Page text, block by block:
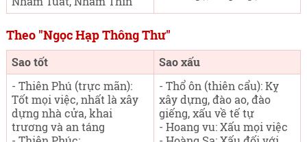
Theo "Ngọc Hạp Thông Thư"
Sao tốt
Sao xấu
- Thiên Phú (trực mãn):
Tốt mọi việc, nhất là xây
dựng nhà cửa, khai
trương và an táng
- Thổ ôn (thiên cẩu): Kỵ
xây dựng, đào ao, đào
giếng, xấu về tế tự
- Hoang vu: Xấu mọi việc